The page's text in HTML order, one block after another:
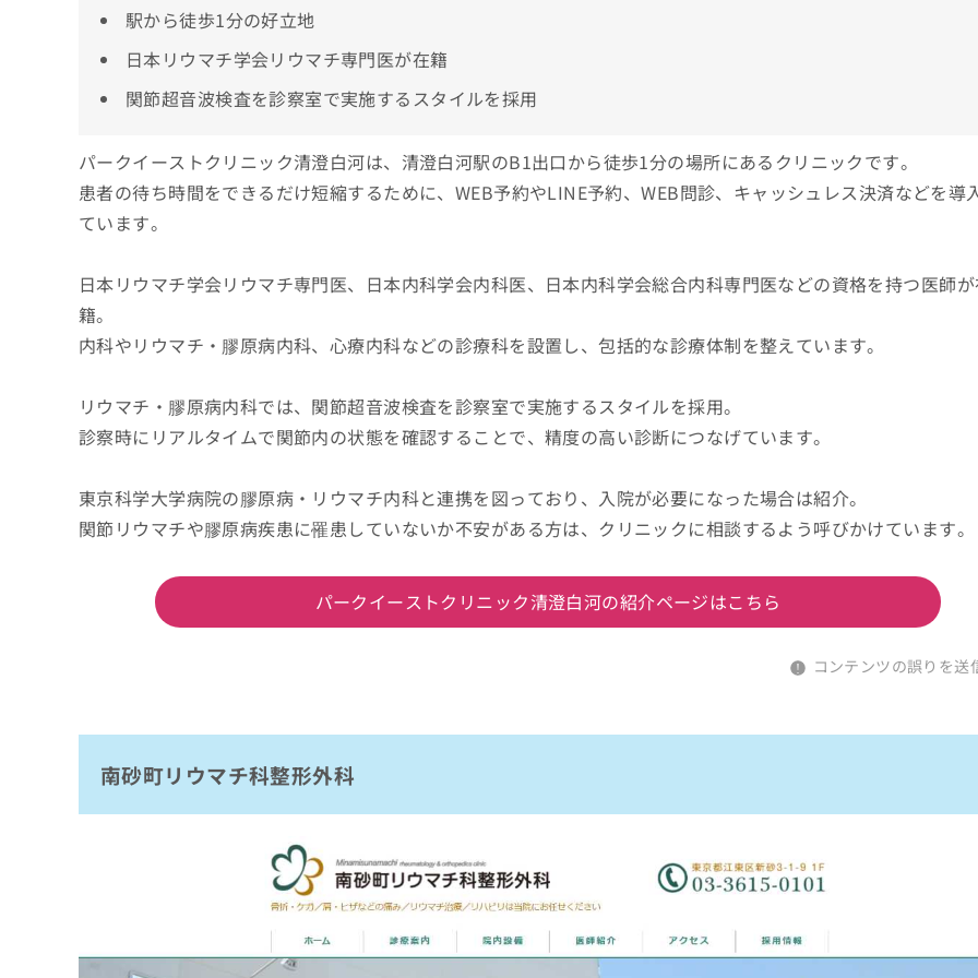
駅から徒歩1分の好立地
日本リウマチ学会リウマチ専門医が在籍
関節超音波検査を診察室で実施するスタイルを採用
パークイーストクリニック清澄白河は、清澄白河駅のB1出口から徒歩1分の場所にあるクリニックです。
患者の待ち時間をできるだけ短縮するために、WEB予約やLINE予約、WEB問診、キャッシュレス決済などを導
ています。
日本リウマチ学会リウマチ専門医、日本内科学会内科医、日本内科学会総合内科専門医などの資格を持つ医師
籍。
内科やリウマチ・膠原病内科、心療内科などの診療科を設置し、包括的な診療体制を整えています。
リウマチ・膠原病内科では、関節超音波検査を診察室で実施するスタイルを採用。
診察時にリアルタイムで関節内の状態を確認することで、精度の高い診断につなげています。
東京科学大学病院の膠原病・リウマチ内科と連携を図っており、入院が必要になった場合は紹介。
関節リウマチや膠原病疾患に罹患していないか不安がある方は、クリニックに相談するよう呼びかけています。
パークイーストクリニック清澄白河の紹介ページはこちら
コンテンツの誤りを送
南砂町リウマチ科整形外科